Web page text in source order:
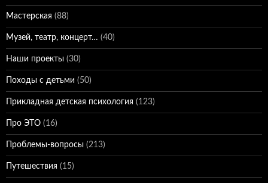
Мастерская (88)
Музей, театр, концерт… (40)
Наши проекты (30)
Походы с детьми (50)
Прикладная детская психология (123)
Про ЭТО (16)
Проблемы-вопросы (213)
Путешествия (15)